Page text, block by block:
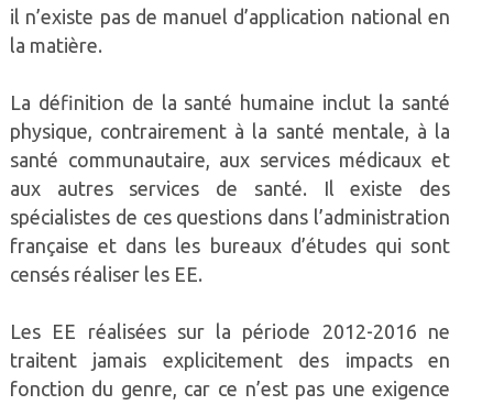
il n’existe pas de manuel d’application national en
la matière.
La définition de la santé humaine inclut la santé
physique, contrairement à la santé mentale, à la
santé communautaire, aux services médicaux et
aux autres services de santé. Il existe des
spécialistes de ces questions dans l’administration
française et dans les bureaux d’études qui sont
censés réaliser les EE.
Les EE réalisées sur la période 2012-2016 ne
traitent jamais explicitement des impacts en
fonction du genre, car ce n’est pas une exigence